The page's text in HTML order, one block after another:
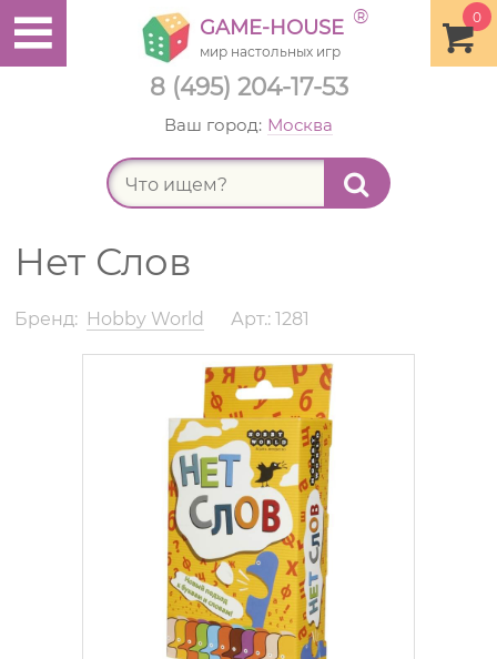
8 (495) 204-17-53
0
GAME-HOUSE ®
мир настольных игр
Ваш город: Москва
Нет Слов
Бренд: Hobby World Арт.: 1281